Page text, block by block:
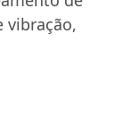
vibração,